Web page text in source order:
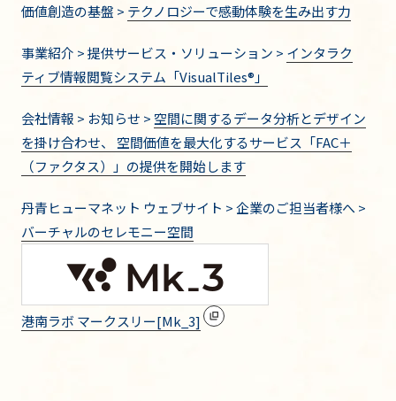
価値創造の基盤 > テクノロジーで感動体験を生み出す力
事業紹介 > 提供サービス・ソリューション > インタラク
ティブ情報閲覧システム「VisualTiles®」
会社情報 > お知らせ > 空間に関するデータ分析とデザイン
を掛け合わせ、 空間価値を最大化するサービス「FAC＋
（ファクタス）」の提供を開始します
丹青ヒューマネット ウェブサイト > 企業のご担当者様へ >
バーチャルのセレモニー空間
港南ラボ マークスリー[Mk_3]